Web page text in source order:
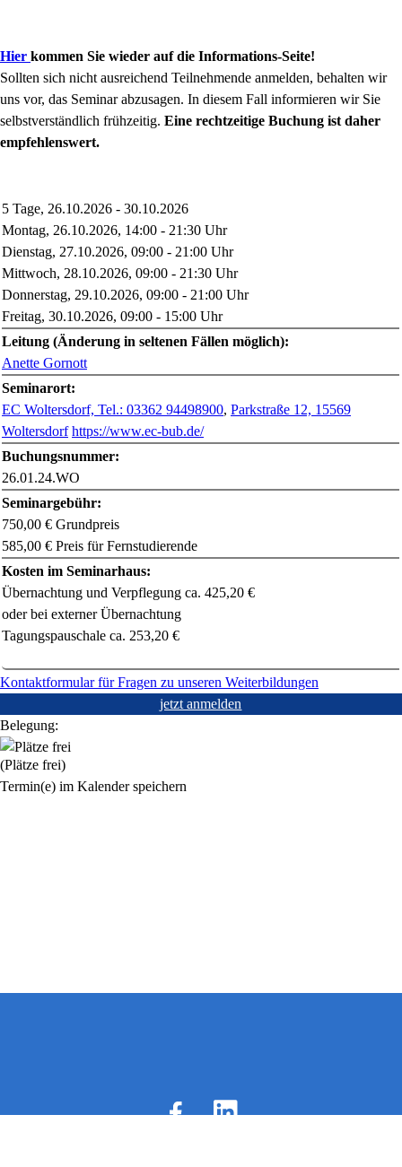
Hier kommen Sie wieder auf die Informations-Seite!
Sollten sich nicht ausreichend Teilnehmende anmelden, behalten wir
uns vor, das Seminar abzusagen. In diesem Fall informieren wir Sie
selbstverständlich frühzeitig. Eine rechtzeitige Buchung ist daher
empfehlenswert.
5 Tage, 26.10.2026 - 30.10.2026
Montag, 26.10.2026, 14:00 - 21:30 Uhr
Dienstag, 27.10.2026, 09:00 - 21:00 Uhr
Mittwoch, 28.10.2026, 09:00 - 21:30 Uhr
Donnerstag, 29.10.2026, 09:00 - 21:00 Uhr
Freitag, 30.10.2026, 09:00 - 15:00 Uhr
Leitung (Änderung in seltenen Fällen möglich):
Anette Gornott
Seminarort:
EC Woltersdorf, Tel.: 03362 94498900, Parkstraße 12, 15569
Woltersdorf https://www.ec-bub.de/
Buchungsnummer:
26.01.24.WO
Seminargebühr:
750,00 € Grundpreis
585,00 € Preis für Fernstudierende
Kosten im Seminarhaus:
Übernachtung und Verpflegung ca. 425,20 €
oder bei externer Übernachtung
Tagungspauschale ca. 253,20 €
Kontaktformular für Fragen zu unseren Weiterbildungen
jetzt anmelden
Belegung:
(Plätze frei)
Termin(e) im Kalender speichern